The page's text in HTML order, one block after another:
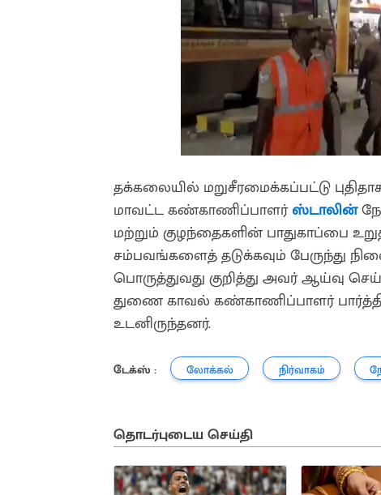
தக்கலையில் மறுசீரமைக்கப்பட்டு
மாவட்ட கண்காணிப்பாளர்ஸ்டாலின்
மற்றும் குழந்தைகளின் பாதுகாப்பை
சம்பவங்களைத் தடுக்கவும் பேருந்து
பொருத்துவது குறித்து அவர் ஆய்வு
துணை காவல் கண்காணிப்பாளர்
உடனிருந்தனர்.
டேக்ஸ் : லோக்கல் நிர்வாகம்
தொடர்புடைய செய்தி